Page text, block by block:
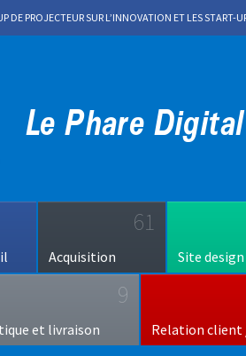
DE PROJECTEUR SUR L’INNOVATION ET LES START-
61
Acquisition Site
9
et livraison Relation client